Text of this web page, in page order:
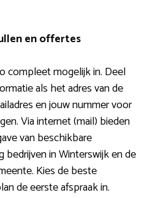
en offertes
compleet mogelijk in. Deel
als het adres van de
en jouw nummer voor
Via internet (mail) bieden
van beschikbare
bedrijven in Winterswijk en de
Kies de beste
de eerste afspraak in.